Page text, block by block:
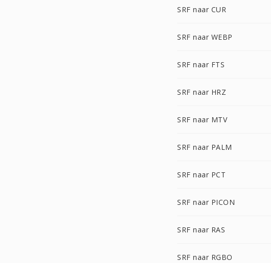
SRF naar CUR
SRF naar WEBP
SRF naar FTS
SRF naar HRZ
SRF naar MTV
SRF naar PALM
SRF naar PCT
SRF naar PICON
SRF naar RAS
SRF naar RGBO